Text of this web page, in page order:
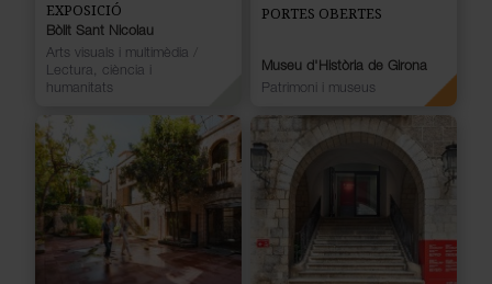
EXPOSICIÓ
Bòlit Sant Nicolau
Arts visuals i multimèdia
Lectura, ciència i
humanitats
PORTES OBERTES
Museu d'Història de Girona
Patrimoni i museus